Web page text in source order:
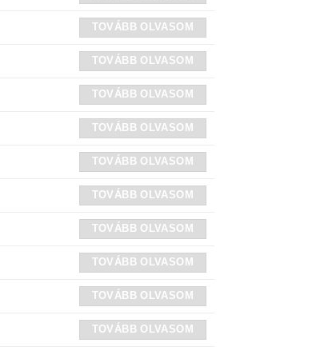
TOVÁBB OLVASOM
TOVÁBB OLVASOM
TOVÁBB OLVASOM
TOVÁBB OLVASOM
TOVÁBB OLVASOM
TOVÁBB OLVASOM
TOVÁBB OLVASOM
TOVÁBB OLVASOM
TOVÁBB OLVASOM
TOVÁBB OLVASOM